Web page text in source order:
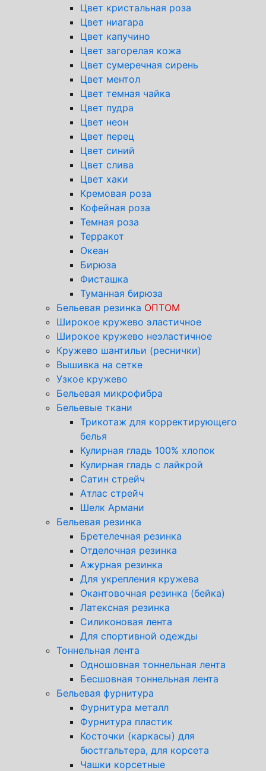
Цвет кристальная роза
Цвет ниагара
Цвет капучино
Цвет загорелая кожа
Цвет сумеречная сирень
Цвет ментол
Цвет темная чайка
Цвет пудра
Цвет неон
Цвет перец
Цвет синий
Цвет слива
Цвет хаки
Кремовая роза
Кофейная роза
Темная роза
Терракот
Океан
Бирюза
Фисташка
Туманная бирюза
Бельевая резинка ОПТОМ
Широкое кружево эластичное
Широкое кружево неэластичное
Кружево шантильи (реснички)
Вышивка на сетке
Узкое кружево
Бельевая микрофибра
Бельевые ткани
Трикотаж для корректирующего
белья
Кулирная гладь 100% хлопок
Кулирная гладь с лайкрой
Сатин стрейч
Атлас стрейч
Шелк Армани
Бельевая резинка
Бретелечная резинка
Отделочная резинка
Ажурная резинка
Для укрепления кружева
Окантовочная резинка (бейка)
Латексная резинка
Силиконовая лента
Для спортивной одежды
Тоннельная лента
Одношовная тоннельная лента
Бесшовная тоннельная лента
Бельевая фурнитура
Фурнитура металл
Фурнитура пластик
Косточки (каркасы) для
бюстгальтера, для корсета
Чашки корсетные